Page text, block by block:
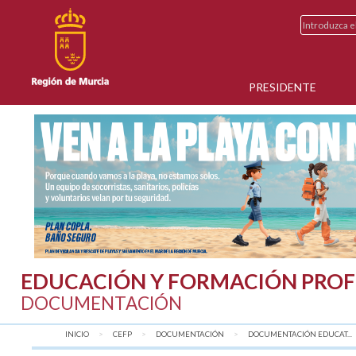
PRESIDENTE
EDUCACIÓN Y FORMACIÓN
DOCUMENTACIÓN
INICIO CEFP DOCUMENTACIÓN DOCUMENTACIÓN EDUCAT...